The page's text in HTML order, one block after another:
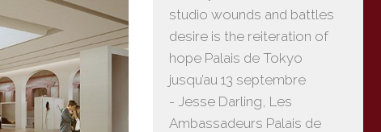
studio wounds and battles
desire is the reiteration of
hope Palais de Tokyo
jusqu’au 13 septembre
- Jesse Darling, Les
Ambassadeurs Palais de